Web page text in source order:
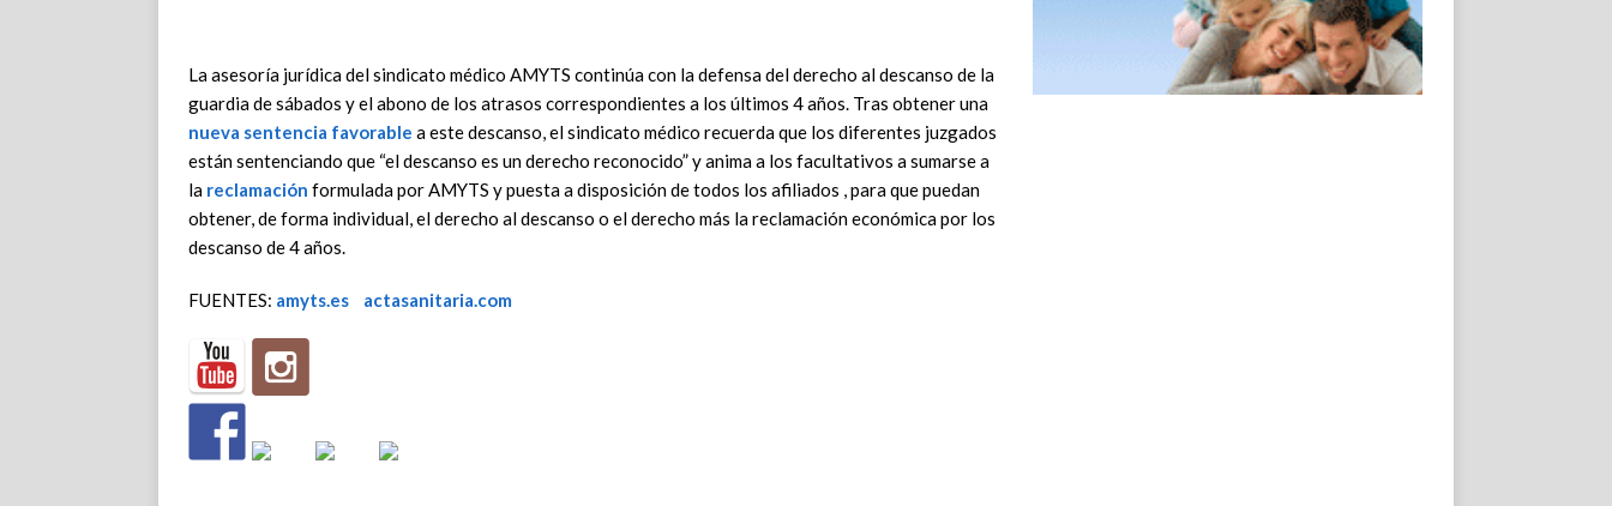
La asesoría jurídica del sindicato médico AMYTS continúa con la defensa del derecho al descanso de la
guardia de sábados y el abono de los atrasos correspondientes a los últimos 4 años. Tras obtener una
nueva sentencia favorable a este descanso, el sindicato médico recuerda que los diferentes juzgados
están sentenciando que “el descanso es un derecho reconocido” y anima a los facultativos a sumarse a
la reclamación formulada por AMYTS y puesta a disposición de todos los afiliados , para que puedan
obtener, de forma individual, el derecho al descanso o el derecho más la reclamación económica por los
descanso de 4 años.
FUENTES: amyts.es actasanitaria.com